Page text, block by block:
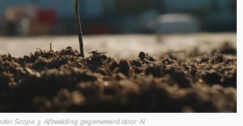
Scope 3. Afbeelding gegenereerd door AI.